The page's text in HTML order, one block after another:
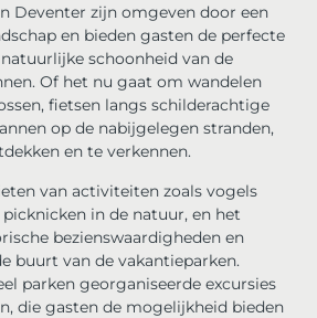
Deventer zijn omgeven door een
en bieden gasten de perfecte
schoonheid van de
Of het nu gaat om wandelen
fietsen langs schilderachtige
op de nabijgelegen stranden,
en te verkennen.
van activiteiten zoals vogels
in de natuur, en het
bezienswaardigheden en
buurt van de vakantieparken.
parken georganiseerde excursies
die gasten de mogelijkheid bieden